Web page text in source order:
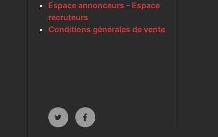
Espace annonceurs - Espace
recruteurs
Conditions générales de vente